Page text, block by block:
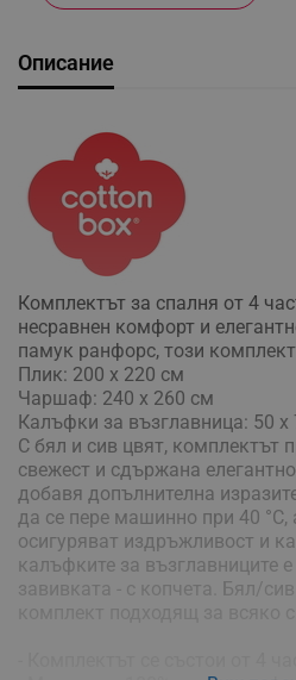
Описание
Комплектът за спалня от 4
несравнен комфорт и
памук ранфорс, този
Плик: 200 х 220 см
Чаршаф: 240 х 260 см
Калъфки за възглавница: 50 x
С бял и сив цвят, комплектът
свежест и сдържана
добавя допълнителна
да се пере машинно при 40 °C,
осигуряват издръжливост и
калъфките за възглавниците
завивката - с копчета. Бял/